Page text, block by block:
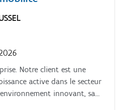
Notre client est une
active dans le secteur
innovant, sa